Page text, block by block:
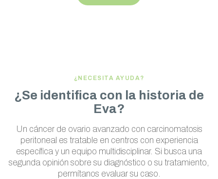
¿NECESITA AYUDA?
¿Se identifica con la historia de
Eva?
Un cáncer de ovario avanzado con carcinomatosis
peritoneal es tratable en centros con experiencia
específica y un equipo multidisciplinar. Si busca una
segunda opinión sobre su diagnóstico o su tratamiento,
permítanos evaluar su caso.